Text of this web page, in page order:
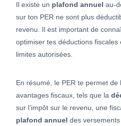
Il existe un plafond annuel au-
sur ton PER ne sont plus
revenu. Il est important de
optimiser tes déductions
limites autorisées.
En résumé, le PER te permet
avantages fiscaux, tels que la
sur l’impôt sur le revenu, une
plafond annuel des